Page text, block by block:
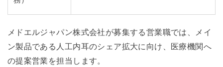
メドエルジャパン株式会社が募集する営業職では、メイ
ン製品である人工内耳のシェア拡大に向け、医療機関へ
の提案営業を担当します。